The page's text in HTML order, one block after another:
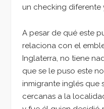
un checking diferente
A pesar de qué este
relaciona con el
Inglaterra, no tiene
que se le puso este
inmigrante inglés que
cercanas a la